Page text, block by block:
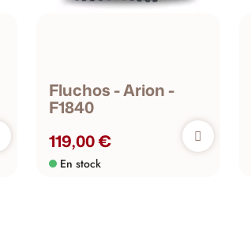
Fluchos - Arion -
F1840
119,00 €
En stock